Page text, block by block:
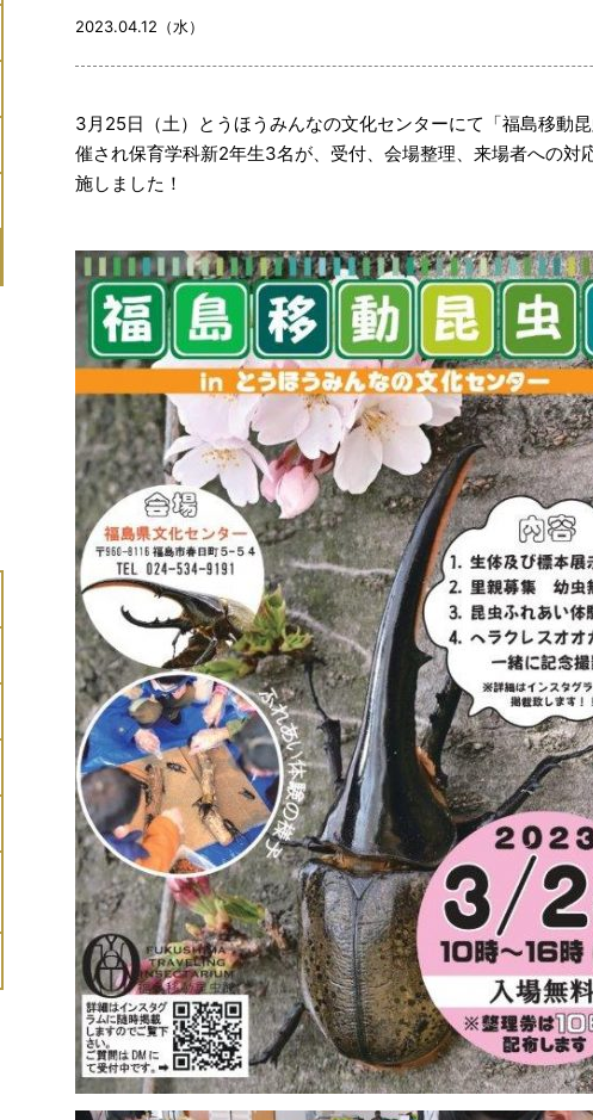
2023.04.12（水）
3月25日（土）とうほうみんなの文化センターにて「福島移動
催され保育学科新2年生3名が、受付、会場整理、来場者への対
施しました！